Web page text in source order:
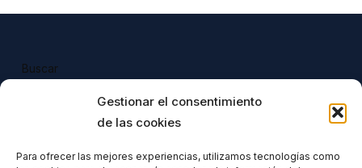
Gestionar el consentimiento
de las cookies
Para ofrecer las mejores experiencias, utilizamos tecnologías como
Buscar